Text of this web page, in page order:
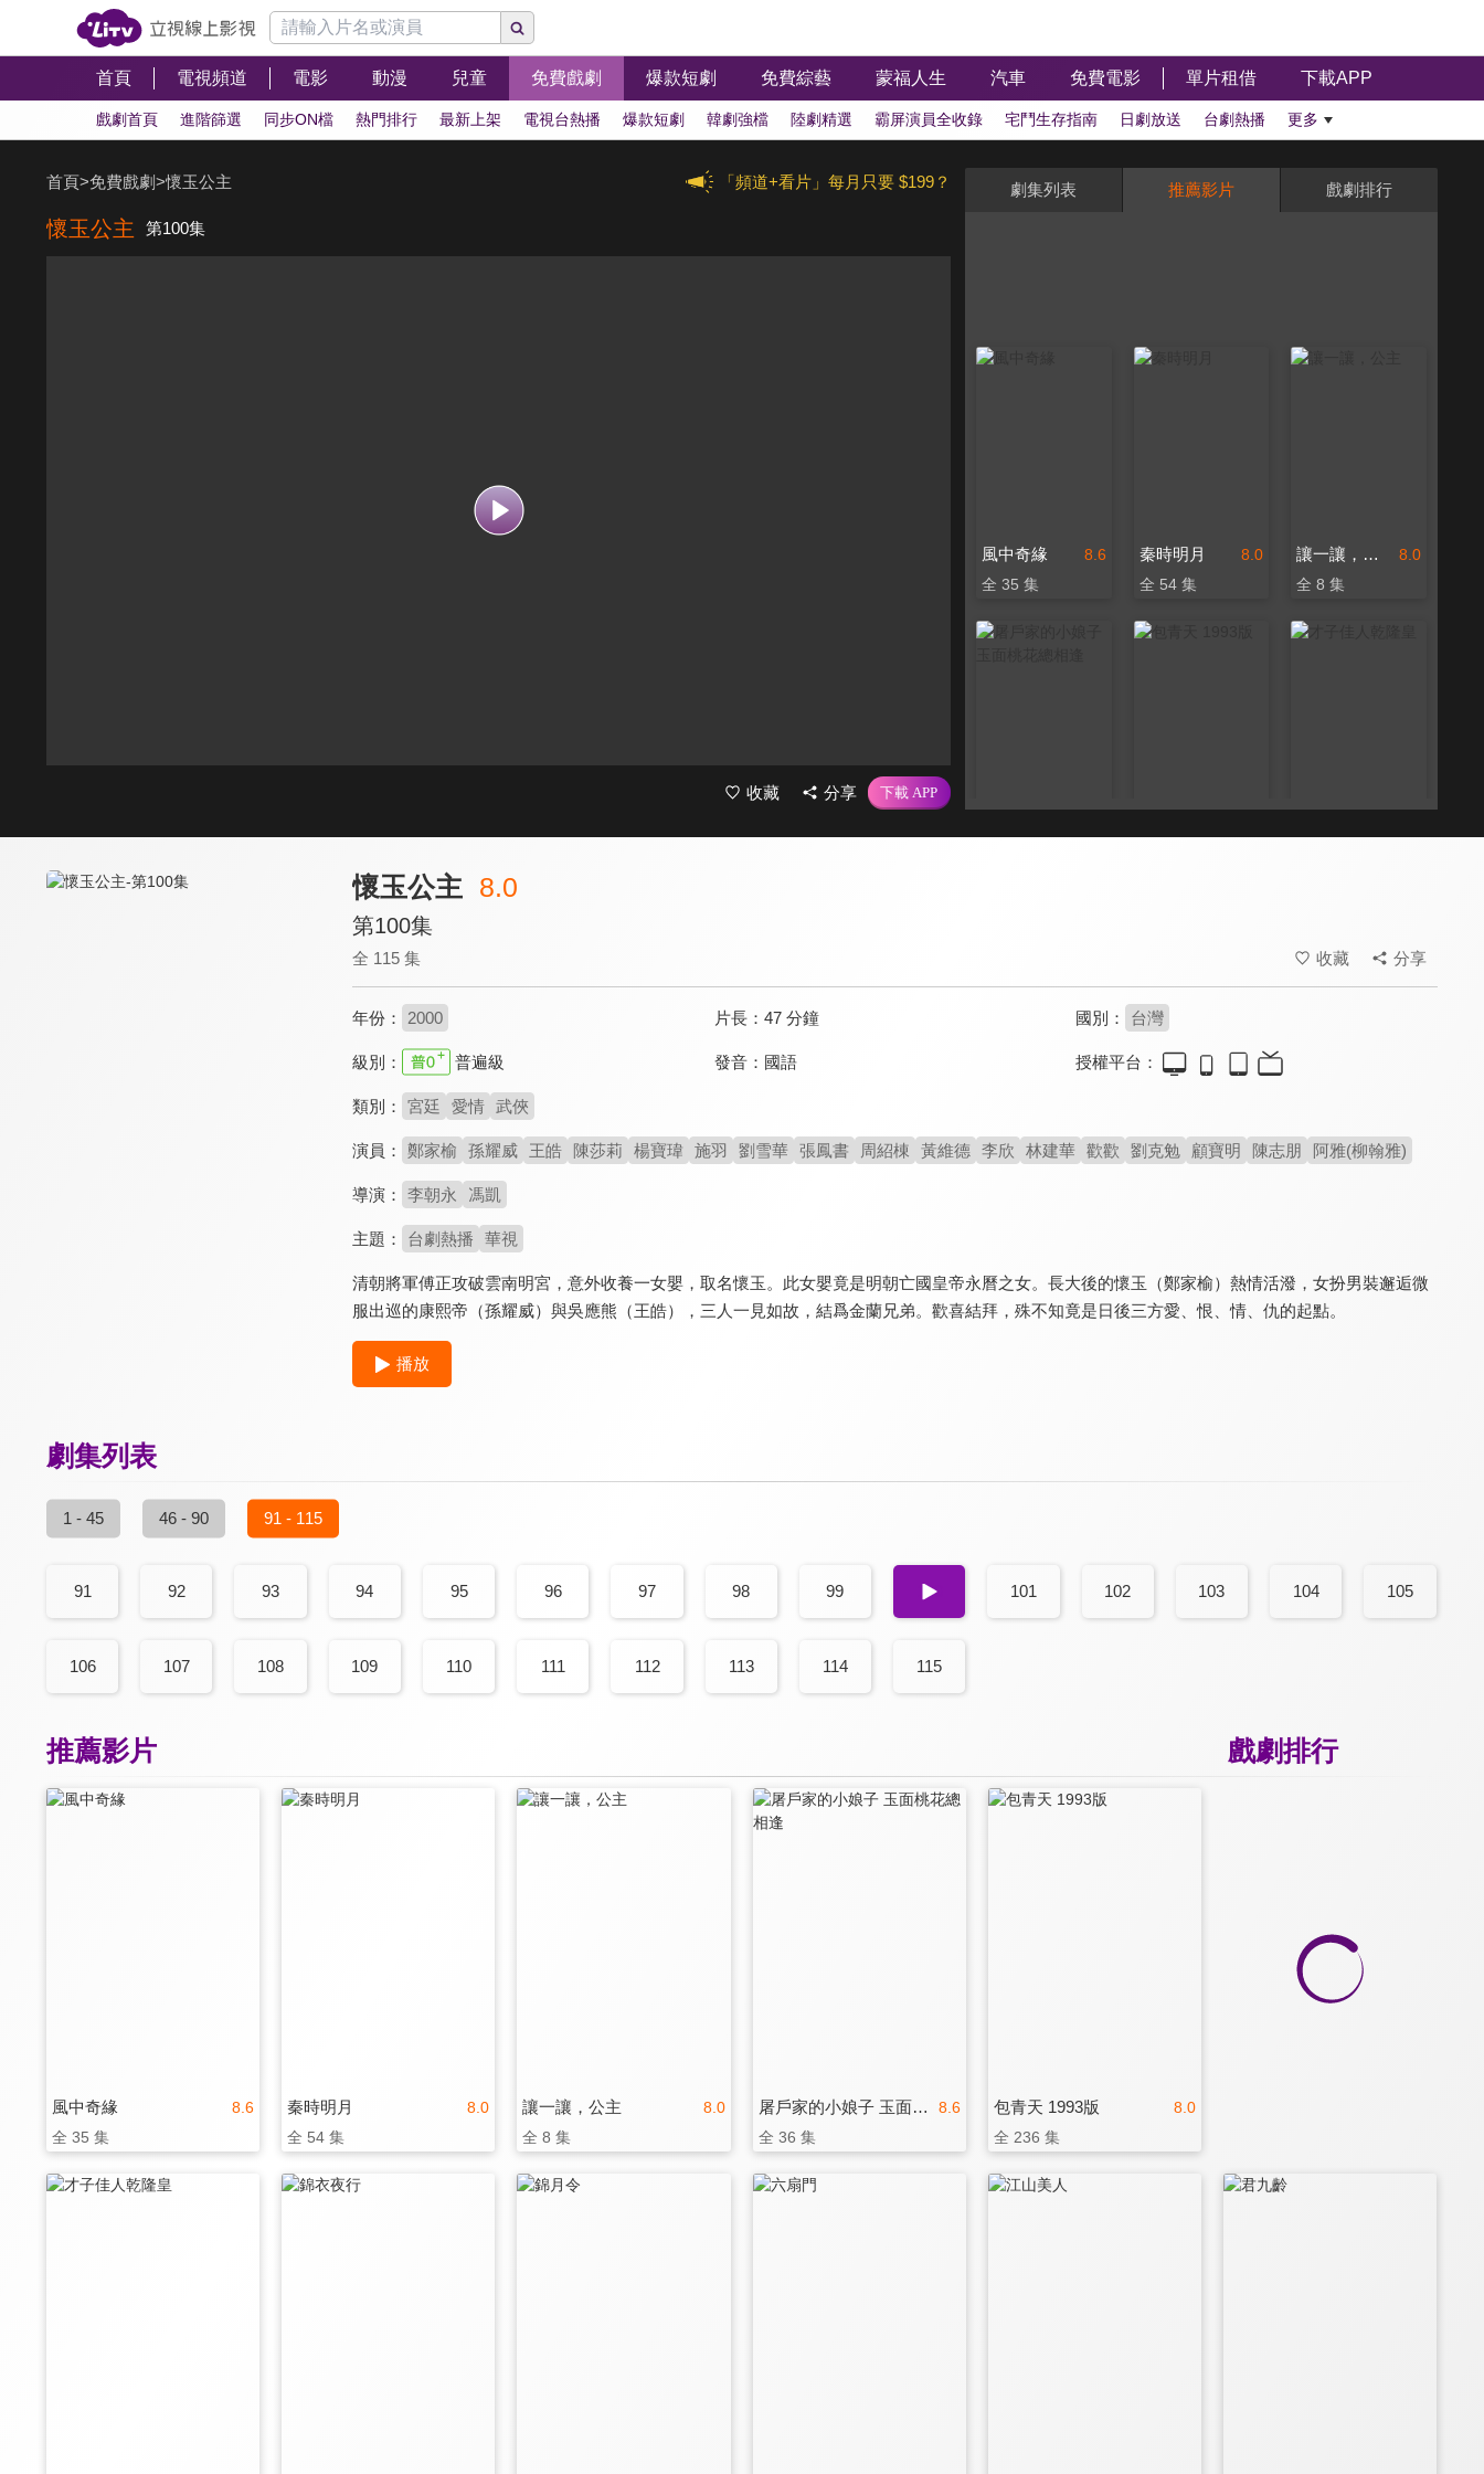
首頁 電視頻道 電影 動漫 兒童 免費戲劇 爆款短劇 免費綜藝 蒙福人生 汽車 免費電影 單片租借 下載APP
戲劇首頁 進階篩選 同步ON檔 熱門排行 最新上架 電視台熱播 爆款短劇 韓劇強檔 陸劇精選 霸屏演員全收錄 宅鬥生存指南 日劇放送 台劇熱播 更多
「頻道+看片」每月只要 $199？
首頁>免費戲劇>懷玉公主
懷玉公主 第100集
收藏 分享
劇集列表 推薦影片 戲劇排行
8.6
風中奇緣
全 35 集
8.0
秦時明月
全 54 集
8.0
讓一讓，公主
全 8 集
全 60 集 全 24 集 全 40 集
懷玉公主 8.0
第100集
全 115 集 收藏 分享
年份： 2000 片長： 47 分鐘 國別： 台灣
級別： 普遍級 發音： 國語 授權平台：
類別： 宮廷 愛情 武俠
演員： 鄭家榆 孫耀威 王皓 陳莎莉 楊寶瑋 施羽 劉雪華 張鳳書 周紹棟 黃維德 李欣 林建華 歡歡 劉克勉 顧寶明 陳志朋 阿雅(柳翰雅)
導演： 李朝永 馮凱
主題： 台劇熱播 華視
清朝將軍傅正攻破雲南明宮，意外收養一女嬰，取名懷玉。此女嬰竟是明朝亡國皇帝永曆之女。長大後的懷玉（鄭家榆）熱情活潑，女扮男裝邂逅微
服出巡的康熙帝（孫耀威）與吳應熊（王皓），三人一見如故，結爲金蘭兄弟。歡喜結拜，殊不知竟是日後三方愛、恨、情、仇的起點。
播放
劇集列表
1 - 45 46 - 90 91 - 115
91 92 93 94 95 96 97 98 99 100 101 102 103 104 105
106 107 108 109 110 111 112 113 114 115
戲劇排行
推薦影片
8.6
風中奇緣
全 35 集
8.0
秦時明月
全 54 集
8.0
讓一讓，公主
全 8 集
8.6
屠戶家的小娘子 玉面桃花總相逢
全 36 集
8.0
包青天 1993版
全 236 集